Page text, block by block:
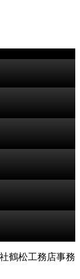
鶴松工務店事務